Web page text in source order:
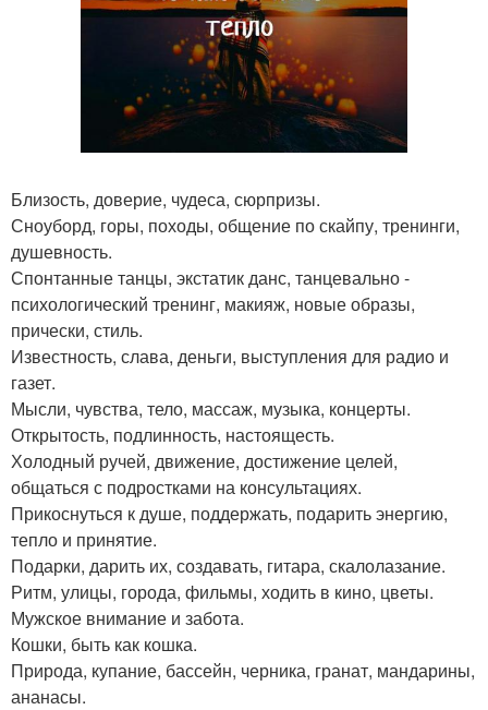
Близость, доверие, чудеса, сюрпризы.
Сноуборд, горы, походы, общение по скайпу, тренинги,
душевность.
Спонтанные танцы, экстатик данс, танцевально -
психологический тренинг, макияж, новые образы,
прически, стиль.
Известность, слава, деньги, выступления для радио и
газет.
Мысли, чувства, тело, массаж, музыка, концерты.
Открытость, подлинность, настоящесть.
Холодный ручей, движение, достижение целей,
общаться с подростками на консультациях.
Прикоснуться к душе, поддержать, подарить энергию,
тепло и принятие.
Подарки, дарить их, создавать, гитара, скалолазание.
Ритм, улицы, города, фильмы, ходить в кино, цветы.
Мужское внимание и забота.
Кошки, быть как кошка.
Природа, купание, бассейн, черника, гранат, мандарины,
ананасы.